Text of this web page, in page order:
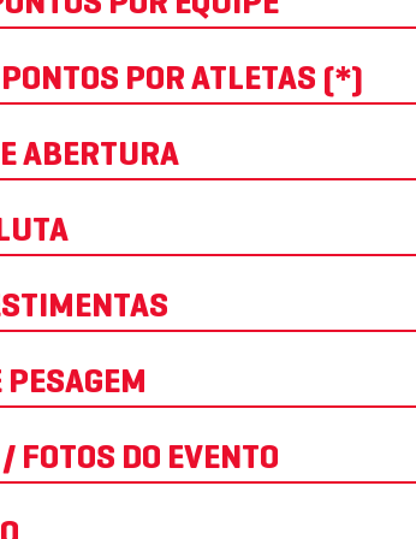
POR ATLETAS (*)
ABERTURA
PESAGEM
FILMAGEM / FOTOS DO EVENTO